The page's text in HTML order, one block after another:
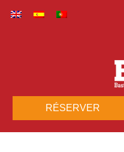
RÉSERVER